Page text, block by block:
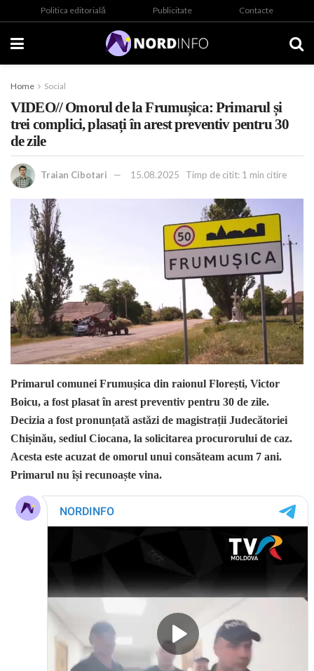
Politica editorială Publicitate Contacte
Home Social
VIDEO// Omorul de la Frumușica: Primarul și
trei complici, plasați în arest preventiv pentru 30
de zile
Traian Cibotari 15.08.2025 Timp de citit: 1 min citire
Primarul comunei Frumușica din raionul Florești, Victor
Boicu, a fost plasat în arest preventiv pentru 30 de zile.
Decizia a fost pronunțată astăzi de magistrații Judecătoriei
Chișinău, sediul Ciocana, la solicitarea procurorului de caz.
Acesta este acuzat de omorul unui consăteam acum 7 ani.
Primarul nu își recunoaște vina.